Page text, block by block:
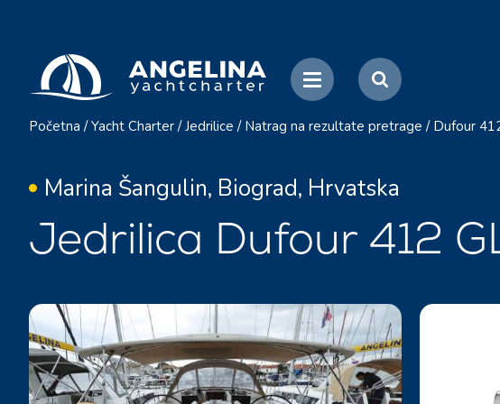
Početna / Yacht Charter / Jedrilice / Natrag na rezultate pretrage / Dufour
Marina Šangulin, Biograd, Hrvatska
Jedrilica Dufour 412